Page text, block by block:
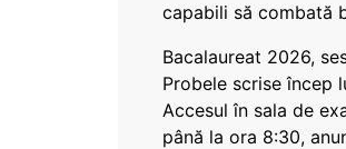
capabili să combată
Bacalaureat 2026,
Probele scrise încep
Accesul în sala de
până la ora 8:30,